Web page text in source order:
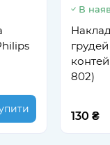
В
802)
130 ₴